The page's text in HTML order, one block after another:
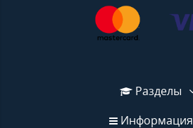
Разделы
Информация